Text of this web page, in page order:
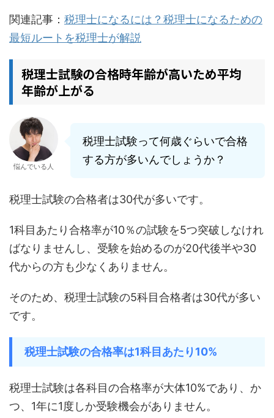
科目合格した税理士の坂根が解説します。税理士になるには最短で5年が1つの目安
関連記事： 税理士になるには？税理士になるための
最短ルートを税理士が解説
税理士試験の合格時年齢が高いため平均
年齢が上がる
悩んでいる人
税理士試験って何歳ぐらいで合格
する方が多いんでしょうか？
税理士試験の合格者は30代が多いです。
1科目あたり合格率が10％の試験を5つ突破しなけれ
ばなりませんし、受験を始めるのが20代後半や30
代からの方も少なくありません。
そのため、税理士試験の5科目合格者は30代が多い
です。
税理士試験の合格率は1科目あたり10%
税理士試験は各科目の合格率が大体10%であり、か
つ、1年に1度しか受験機会がありません。